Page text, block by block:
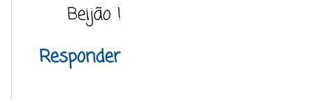
Beijão !
Responder